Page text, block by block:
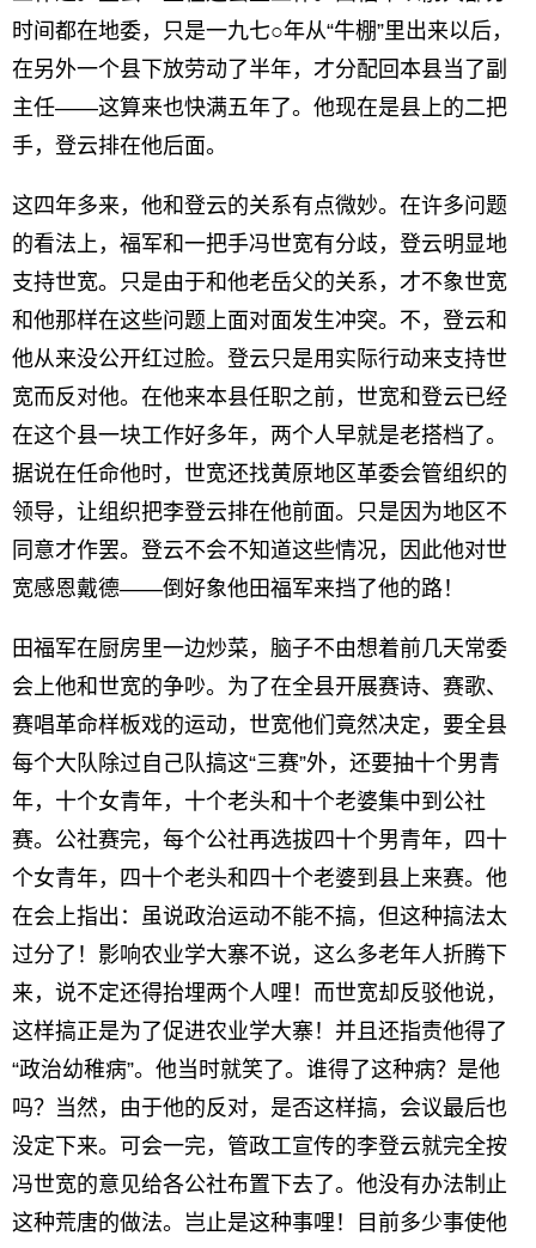
时间都在地委，只是一九七○年从“牛棚”里出来以后，
在另外一个县下放劳动了半年，才分配回本县当了副
主任——这算来也快满五年了。他现在是县上的二把
手，登云排在他后面。
这四年多来，他和登云的关系有点微妙。在许多问题
的看法上，福军和一把手冯世宽有分歧，登云明显地
支持世宽。只是由于和他老岳父的关系，才不象世宽
和他那样在这些问题上面对面发生冲突。不，登云和
他从来没公开红过脸。登云只是用实际行动来支持世
宽而反对他。在他来本县任职之前，世宽和登云已经
在这个县一块工作好多年，两个人早就是老搭档了。
据说在任命他时，世宽还找黄原地区革委会管组织的
领导，让组织把李登云排在他前面。只是因为地区不
同意才作罢。登云不会不知道这些情况，因此他对世
宽感恩戴德——倒好象他田福军来挡了他的路！
田福军在厨房里一边炒菜，脑子不由想着前几天常委
会上他和世宽的争吵。为了在全县开展赛诗、赛歌、
赛唱革命样板戏的运动，世宽他们竟然决定，要全县
每个大队除过自己队搞这“三赛”外，还要抽十个男青
年，十个女青年，十个老头和十个老婆集中到公社
赛。公社赛完，每个公社再选拔四十个男青年，四十
个女青年，四十个老头和四十个老婆到县上来赛。他
在会上指出：虽说政治运动不能不搞，但这种搞法太
过分了！影响农业学大寨不说，这么多老年人折腾下
来，说不定还得抬埋两个人哩！而世宽却反驳他说，
这样搞正是为了促进农业学大寨！并且还指责他得了
“政治幼稚病”。他当时就笑了。谁得了这种病？是他
吗？当然，由于他的反对，是否这样搞，会议最后也
没定下来。可会一完，管政工宣传的李登云就完全按
冯世宽的意见给各公社布置下去了。他没有办法制止
这种荒唐的做法。岂止是这种事哩！目前多少事使他